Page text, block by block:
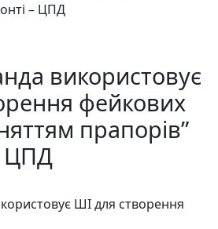
– ЦПД
використовує
фейкових
прапорів”
ЦПД